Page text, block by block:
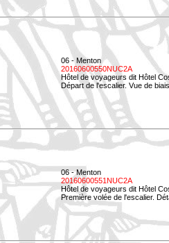
06 - Menton
20160600550NUC2A
Hôtel de voyageurs dit Hôtel
Départ de l'escalier. Vue de
06 - Menton
20160600551NUC2A
Hôtel de voyageurs dit Hôtel
Première volée de l'escalier.